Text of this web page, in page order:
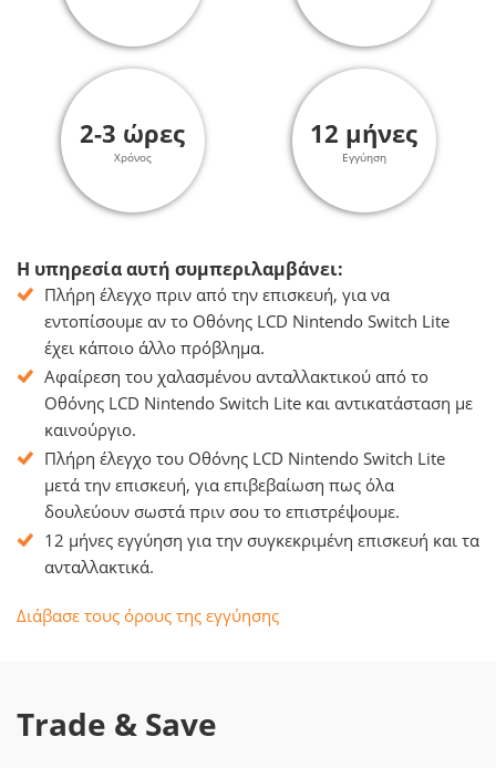
2-3 ώρες
Χρόνος
12 μήνες
Εγγύηση
Η υπηρεσία αυτή συμπεριλαμβάνει:
Πλήρη έλεγχο πριν από την επισκευή, για να
εντοπίσουμε αν το Οθόνης LCD Nintendo Switch Lite
έχει κάποιο άλλο πρόβλημα.
Αφαίρεση του χαλασμένου ανταλλακτικού από το
Οθόνης LCD Nintendo Switch Lite και αντικατάσταση με
καινούργιο.
Πλήρη έλεγχο του Οθόνης LCD Nintendo Switch Lite
μετά την επισκευή, για επιβεβαίωση πως όλα
δουλεύουν σωστά πριν σου το επιστρέψουμε.
12 μήνες εγγύηση για την συγκεκριμένη επισκευή και τα
ανταλλακτικά.
Διάβασε τους όρους της εγγύησης
Trade & Save